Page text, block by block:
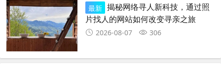
最新 揭秘网络寻人新科技，通过照
片找人的网站如何改变寻亲之旅
2026-08-07 306